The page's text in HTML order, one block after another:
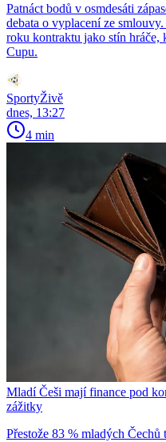
Patnáct bodů v osmdesáti
debata o vyplacení ze
roku kontraktu jako stín hráče,
Cupu.
SportyŽivě
dnes, 13:27
4 min
Mladí Češi mají finance pod
zážitky
Přestože 83 % mladých